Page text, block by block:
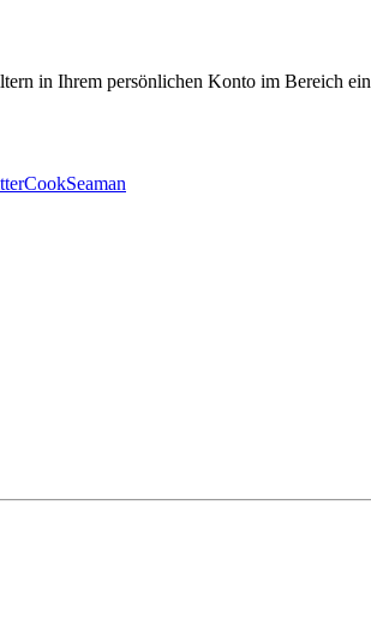
in Ihrem persönlichen Konto im Bereich ein
CookSeaman